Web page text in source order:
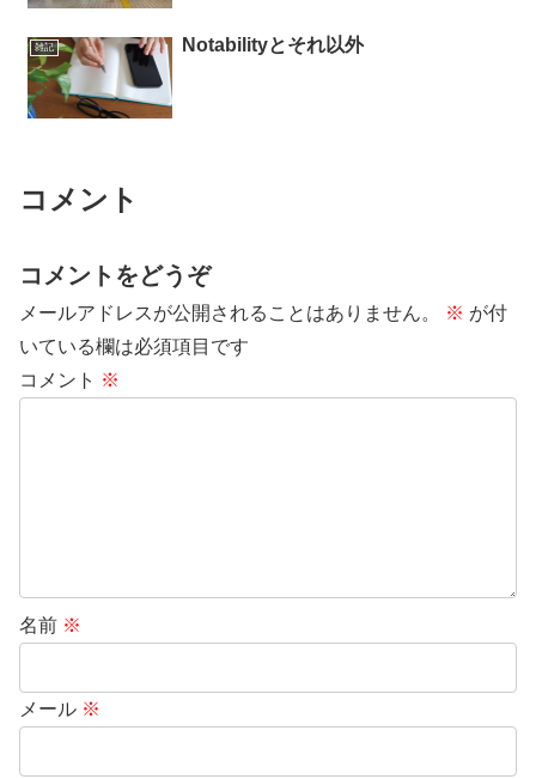
雑記 Notabilityとそれ以外
コメント
コメントをどうぞ
メールアドレスが公開されることはありません。 ※ が付
いている欄は必須項目です
コメント ※
名前 ※
メール ※